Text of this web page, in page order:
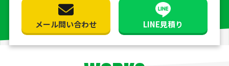
メール問い合わせ LINE見積り